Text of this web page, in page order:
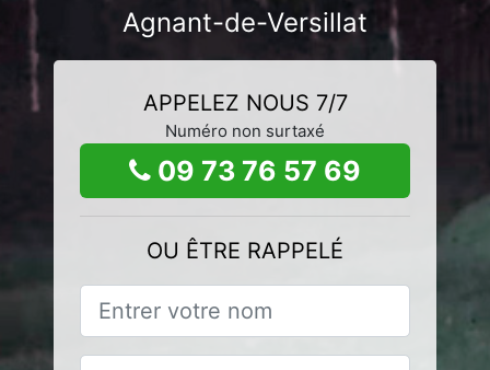
Agnant-de-Versillat
APPELEZ NOUS 7/7
Numéro non surtaxé
09 73 76 57 69
OU ÊTRE RAPPELÉ